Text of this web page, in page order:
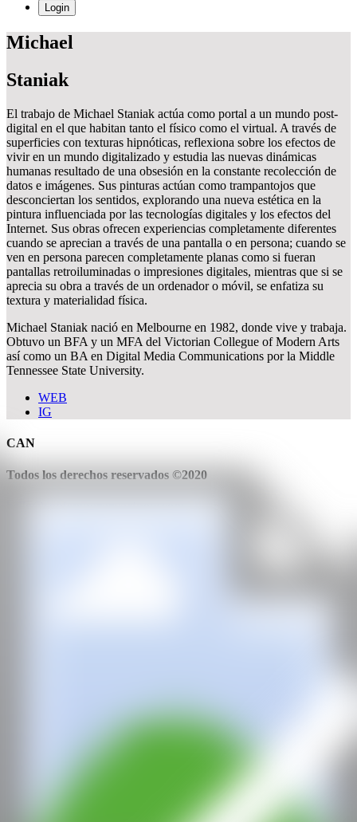
Login
Michael
Staniak
El trabajo de Michael Staniak actúa como portal a un mundo post-
digital en el que habitan tanto el físico como el virtual. A través de
superficies con texturas hipnóticas, reflexiona sobre los efectos de
vivir en un mundo digitalizado y estudia las nuevas dinámicas
humanas resultado de una obsesión en la constante recolección de
datos e imágenes. Sus pinturas actúan como trampantojos que
desconciertan los sentidos, explorando una nueva estética en la
pintura influenciada por las tecnologías digitales y los efectos del
Internet. Sus obras ofrecen experiencias completamente diferentes
cuando se aprecian a través de una pantalla o en persona; cuando se
ven en persona parecen completamente planas como si fueran
pantallas retroiluminadas o impresiones digitales, mientras que si se
aprecia su obra a través de un ordenador o móvil, se enfatiza su
textura y materialidad física.
Michael Staniak nació en Melbourne en 1982, donde vive y trabaja.
Obtuvo un BFA y un MFA del Victorian Collegue of Modern Arts
así como un BA en Digital Media Communications por la Middle
Tennessee State University.
WEB
IG
CAN
Todos los derechos reservados ©2020